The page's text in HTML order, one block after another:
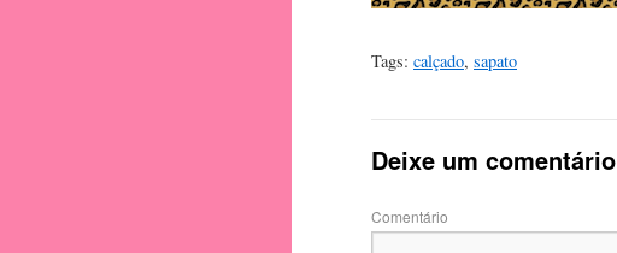
Tags: calçado, sapato
Deixe um comentário
Comentário